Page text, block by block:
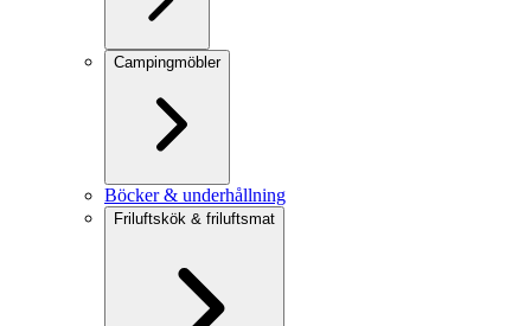
Campingmöbler
Böcker & underhållning
Friluftskök & friluftsmat